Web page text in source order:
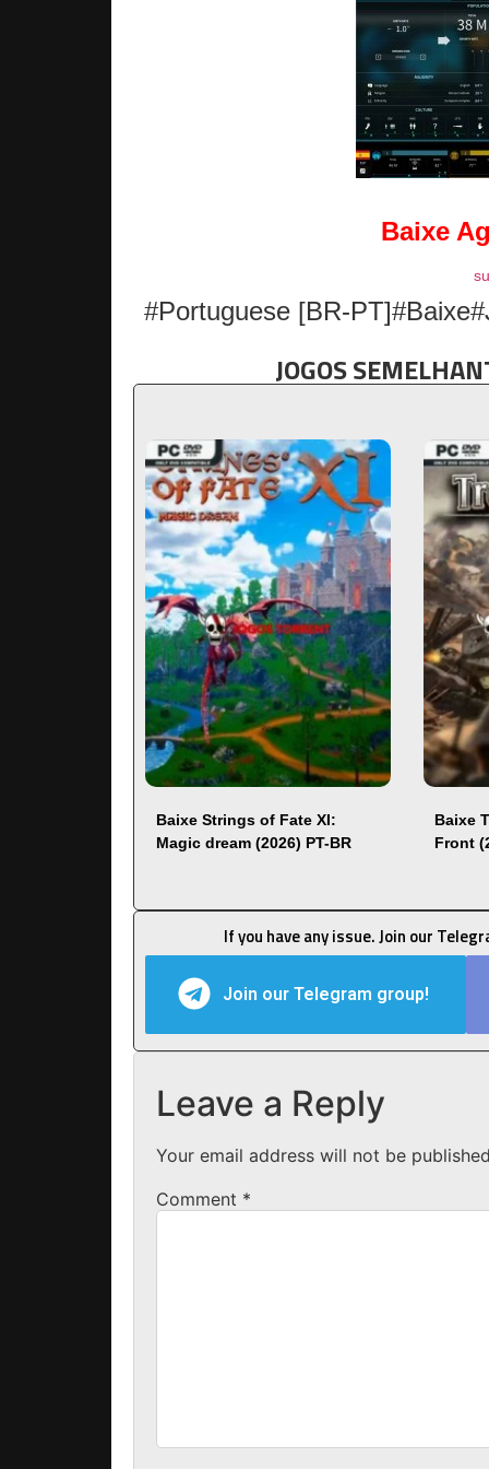
Baixe
#Portuguese [BR-
JOGOS
Baixe Strings of Fate XI:
Magic dream (2026) PT-BR
Baixe
Front
If you have any issue. Join our
Join our Telegram group!
Leave a Reply
Your email address will not be
Comment *